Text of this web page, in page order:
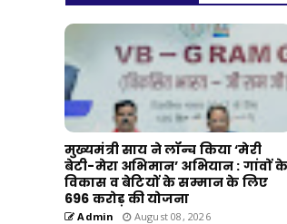
मुख्यमंत्री साय ने लॉन्च किया ‘मेरी
बेटी-मेरा अभिमान’ अभियान : गांवों के
विकास व बेटियों के सम्मान के लिए
696 करोड़ की योजना
Admin August 08, 2026